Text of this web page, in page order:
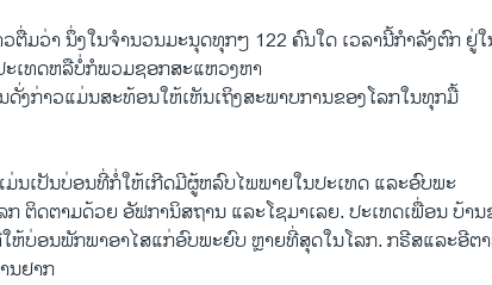
ວຕື່ມວ່າ ນຶ່ງໃນຈຳນວນມະນຸດທຸກໆ 122 ຄົນໃດ ເວລານີ້ກຳລັງຕົກ ຢູ່
ເທດຫລືບໍ່ກໍພວມຊອກສະແຫວງຫາ
ດັ່ງກ່າວແມ່ນສະທ້ອນໃຫ້ເຫັນເຖິງສະພາບການຂອງໂລກໃນທຸກມື້
ນເປັນບ່ອນທີ່ກໍ່ໃຫ້ເກີດມີຜູ້ຫລົບໄພພາຍໃນປະເທດ ແລະອົບພະ
ຕິດຕາມດ້ວຍ ອັຟການິສຖານ ແລະໂຊມາເລຍ. ປະເທດເພື່ອນ ບ້ານ
ຫ້ບ່ອນພັກພາອາໄສແກ່ອົບພະຍົບ ຫຼາຍທີ່ສຸດໃນໂລກ. ກຣີສແລະອີຕ
ນຢາກ